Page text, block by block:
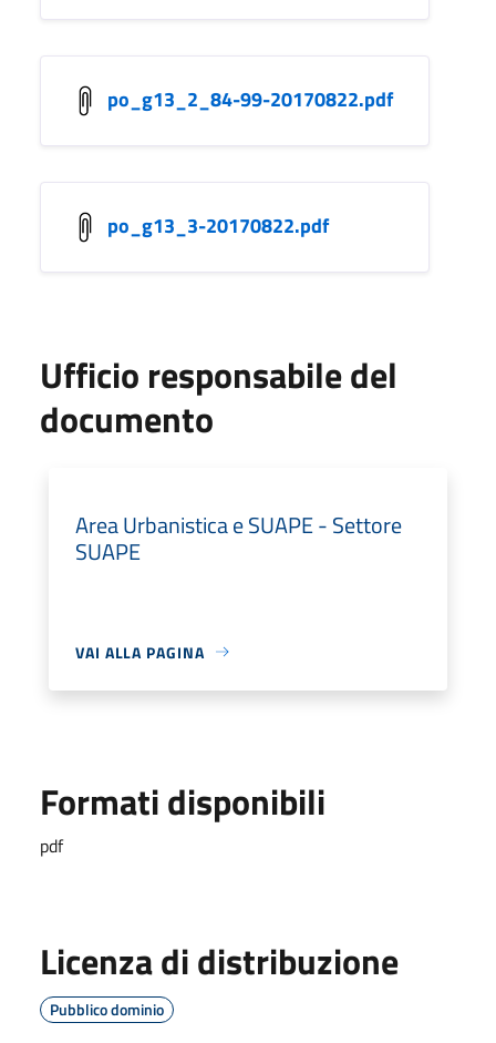
po_g13_2_84-99-20170822.pdf
po_g13_3-20170822.pdf
Ufficio responsabile del
documento
Area Urbanistica e SUAPE - Settore
SUAPE
VAI ALLA PAGINA
Formati disponibili
pdf
Licenza di distribuzione
Pubblico dominio